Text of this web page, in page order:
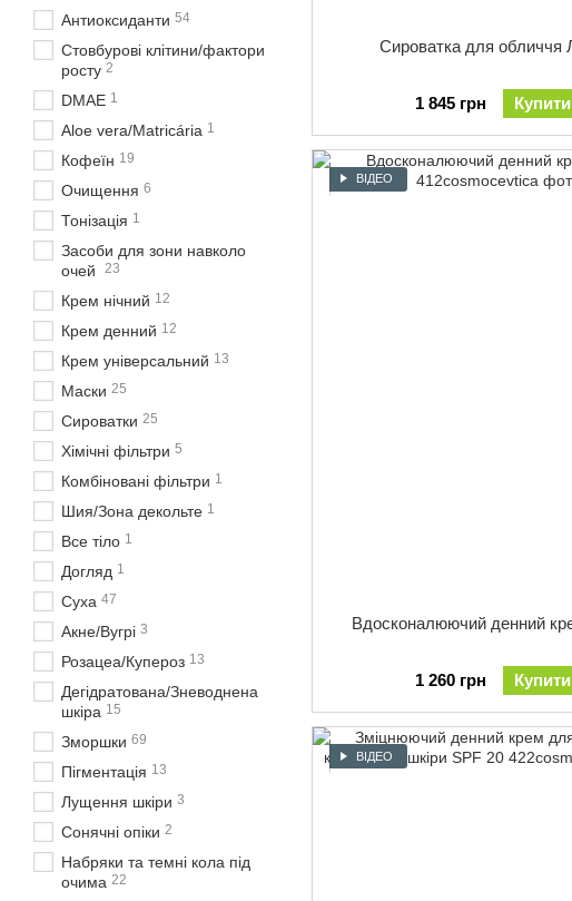
Сироватка для обличчя
1 845 грн Купити
ВІДЕО
Вдосконалюючий денний
1 260 грн Купити
ВІДЕО
Антиоксиданти 54
Стовбурові клітини/фактори
росту 2
DMAE 1
Aloe vera/Matricária 1
Кофеїн 19
Очищення 6
Тонізація 1
Засоби для зони навколо
очей
23
Крем нічний 12
Крем денний 12
Крем універсальний 13
Маски 25
Сироватки 25
Хімічні фільтри 5
Комбіновані фільтри 1
Шия/Зона декольте 1
Все тіло 1
Догляд 1
Суха 47
Акне/Вугрі 3
Розацеа/Купероз 13
Дегідратована/Зневоднена
шкіра 15
Зморшки 69
Пігментація 13
Лущення шкіри 3
Сонячні опіки 2
Набряки та темні кола під
очима 22